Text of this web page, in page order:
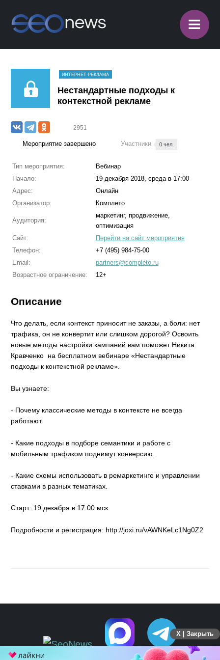
≡
ИНТЕРНЕТ-РЕКЛАМА
Нестандартные подходы к
контекстной рекламе
2951
Мероприятие завершено Участники 0 чел.
Тип мероприятия:
Вебинар
Начало:
19 декабря 2018, среда в 17:00
Адрес:
Онлайн
Организатор:
Комплето
Аудитория:
маркетинг, продвижение,
оптимизация
Сайт:
Перейти на сайт мероприятия
Телефон:
+7 (495) 984-75-00
Email:
partners@completo.ru
Возрастное ограничение:
12+
Описание
Что делать, если контекст приносит не заказы, а боли: нет
трафика, он не конвертит или слишком дорогой? Освоить
новые методы настройки кампаний вам поможет Никита
Кравченко на бесплатном вебинаре «Нестандартные
подходы к контекстной рекламе».
Вы узнаете:
- Почему классические методы в контексте не всегда
работают.
- Какие подходы в подборе семантики и работе с
мобильным трафиком поднимут конверсию.
- Какие схемы использовать в ремаркетинге и управлении
ставками в разных тематиках.
Старт: 19 декабря в 17:00 мск
Подробности и регистрация: http://joxi.ru/vAWNKeLc1Ng0Z2
X | Закрыть